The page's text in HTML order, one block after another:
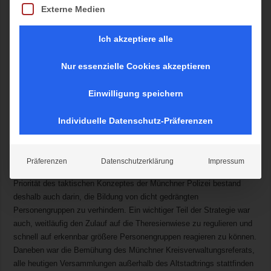
Theresienwiese: So lief die Demo gegen
Corona-Maßnahmen
Am 16.05.2020 fanden mehrere stationäre Versammlungen in
aktuellen Regelungen der Corona Pandemie stand, begann um 15.00
störungsfrei und endete um 17.00 Uhr.
Auflagen für die Versammlung, die die Zahl der Teilnehmer
Priorität des taktischen Konzeptes der Münchner Polizei bestand
deshalb auch darin, die Bildung von dicht gedrängten
Personengruppen zu verhindern. Ein wichtiger Teil der Strategie war
auch, weitläufig den Zulauf auf die Theresienwiese zu regulieren und
schnell auf erkennbar größere Personengruppen reagieren zu können.
Daneben war die Bemühung des Münchner Kreisverwaltungsreferats,
alle heutigen Versammlungen außerhalb des Altstadtrings stattfinden
Externe Medien
Ich akzeptiere alle
Nur essenzielle Cookies akzeptieren
Einwilligung speichern
Individuelle Datenschutz-Präferenzen
Präferenzen Datenschutzerklärung Impressum